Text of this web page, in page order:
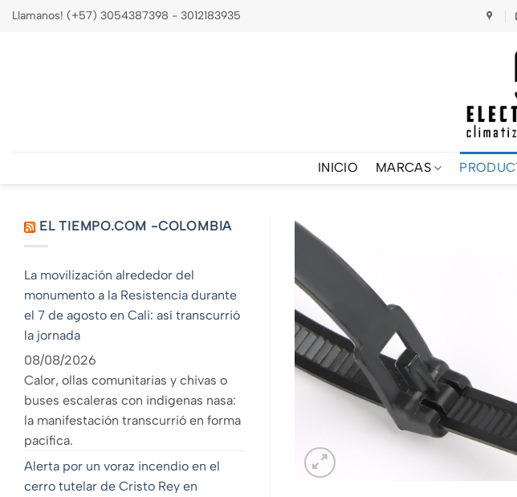
SaltarLlamanos! (+57) 3054387398 - 3012183935
INICIO MARCAS
EL TIEMPO.COM -COLOMBIA
La movilización alrededor del
monumento a la Resistencia durante
el 7 de agosto en Cali: así transcurrió
la jornada
08/08/2026
Calor, ollas comunitarias y chivas o
buses escaleras con indígenas nasa:
la manifestación transcurrió en forma
pacífica.
Alerta por un voraz incendio en el
cerro tutelar de Cristo Rey en